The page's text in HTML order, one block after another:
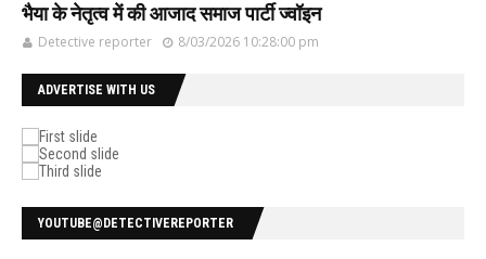
भैया के नेतृत्व में की आजाद समाज पार्टी ज्वॉइन
Detective reporter 8/03/2026 10:28:00 pm
ADVERTISE WITH US
YOUTUBE@DETECTIVEREPORTER